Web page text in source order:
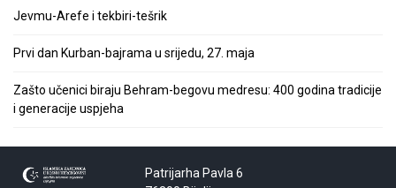
Jevmu-Arefe i tekbiri-tešrik
Prvi dan Kurban-bajrama u srijedu, 27. maja
Zašto učenici biraju Behram-begovu medresu: 400 godina tradicije
i generacije uspjeha
Patrijarha Pavla 6